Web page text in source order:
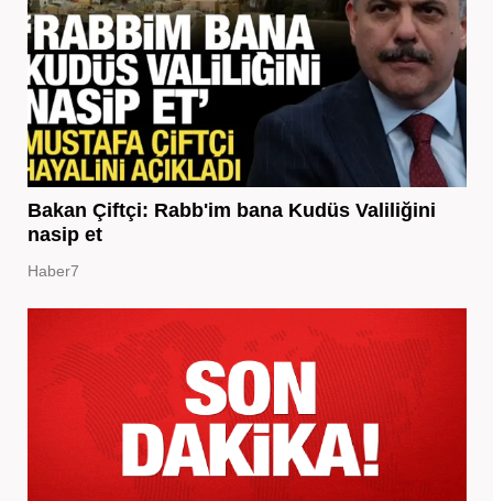
Bakan Çiftçi: Rabb'im bana Kudüs Valiliğini
nasip et
Haber7